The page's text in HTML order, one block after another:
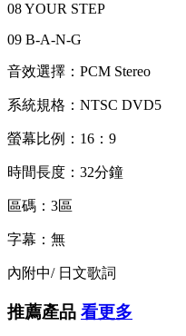
08 YOUR STEP
09 B-A-N-G
音效選擇：PCM Stereo
系統規格：NTSC DVD5
螢幕比例：16：9
時間長度：32分鐘
區碼：3區
字幕：無
內附中/ 日文歌詞
推薦產品 看更多